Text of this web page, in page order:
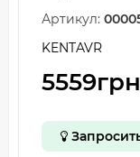
Артикул:
KENTAVR